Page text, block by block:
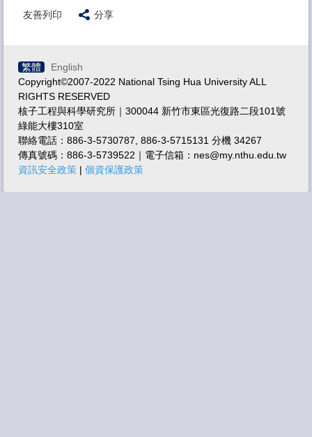
課程資訊
系友專區
法規辦法
表格下載
相關連結
特色儀器技術服務
聯絡方式
友善列印 分享
繁體
English
Copyright©2007-2022 National Tsing Hua University ALL
RIGHTS RESERVED
核子工程與科學研究所｜300044 新竹市東區光復路二段101號
綠能大樓310室
聯絡電話：886-3-5730787, 886-3-5715131 分機 34267
傳真號碼：886-3-5739522｜電子信箱：nes@my.nthu.edu.tw
資訊安全政策 | 個資保護政策